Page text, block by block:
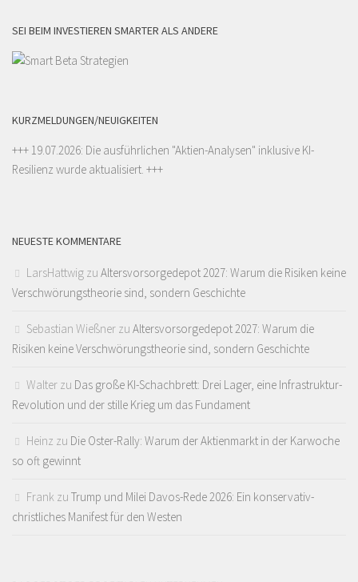
SEI BEIM INVESTIEREN SMARTER ALS ANDERE
KURZMELDUNGEN/NEUIGKEITEN
+++ 19.07.2026: Die ausführlichen "Aktien-Analysen" inklusive KI-
Resilienz wurde aktualisiert. +++
NEUESTE KOMMENTARE
LarsHattwig zu Altersvorsorgedepot 2027: Warum die Risiken keine
Verschwörungstheorie sind, sondern Geschichte
Sebastian Wießner zu Altersvorsorgedepot 2027: Warum die
Risiken keine Verschwörungstheorie sind, sondern Geschichte
Walter zu Das große KI-Schachbrett: Drei Lager, eine Infrastruktur-
Revolution und der stille Krieg um das Fundament
Heinz zu Die Oster-Rally: Warum der Aktienmarkt in der Karwoche
so oft gewinnt
Frank zu Trump und Milei Davos-Rede 2026: Ein konservativ-
christliches Manifest für den Westen